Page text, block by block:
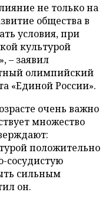
не только на
общества в
условия, при
культурой
– заявил
олимпийский
«Единой России».
очень важно
множество
положительно
сосудистую
сильным
он.